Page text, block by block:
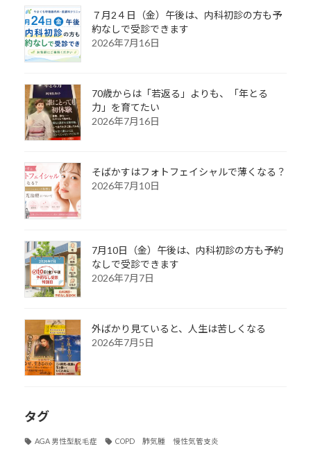
７月2４日（金）午後は、内科初診の方も予
約なしで受診できます
2026年7月16日
70歳からは「若返る」よりも、「年とる
力」を育てたい
2026年7月16日
そばかすはフォトフェイシャルで薄くなる？
2026年7月10日
7月10日（金）午後は、内科初診の方も予約
なしで受診できます
2026年7月7日
外ばかり見ていると、人生は苦しくなる
2026年7月5日
タグ
AGA 男性型脱毛症 COPD 肺気腫 慢性気管支炎